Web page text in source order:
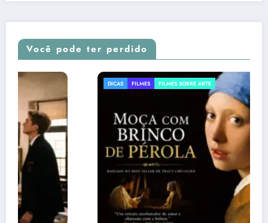
Você pode ter perdido
DICAS FILMES SOBRE ARTE